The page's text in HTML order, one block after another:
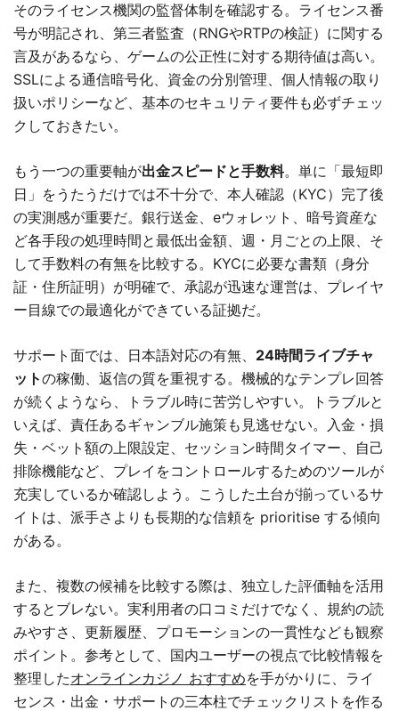
そのライセンス機関の監督体制を確認する。ライセンス番
号が明記され、第三者監査（RNGやRTPの検証）に関する
言及があるなら、ゲームの公正性に対する期待値は高い。
SSLによる通信暗号化、資金の分別管理、個人情報の取り
扱いポリシーなど、基本のセキュリティ要件も必ずチェッ
クしておきたい。
もう一つの重要軸が出金スピードと手数料。単に「最短即
日」をうたうだけでは不十分で、本人確認（KYC）完了後
の実測感が重要だ。銀行送金、eウォレット、暗号資産な
ど各手段の処理時間と最低出金額、週・月ごとの上限、そ
して手数料の有無を比較する。KYCに必要な書類（身分
証・住所証明）が明確で、承認が迅速な運営は、プレイヤ
ー目線での最適化ができている証拠だ。
サポート面では、日本語対応の有無、 24時間ライブチャ
ットの稼働、返信の質を重視する。機械的なテンプレ回答
が続くようなら、トラブル時に苦労しやすい。トラブルと
いえば、責任あるギャンブル施策も見逃せない。入金・損
失・ベット額の上限設定、セッション時間タイマー、自己
排除機能など、プレイをコントロールするためのツールが
充実しているか確認しよう。こうした土台が揃っているサ
イトは、派手さよりも長期的な信頼を prioritise する傾向
がある。
また、複数の候補を比較する際は、独立した評価軸を活用
するとブレない。実利用者の口コミだけでなく、規約の読
みやすさ、更新履歴、プロモーションの一貫性なども観察
ポイント。参考として、国内ユーザーの視点で比較情報を
整理したオンラインカジノ おすすめを手がかりに、ライ
センス・出金・サポートの三本柱でチェックリストを作る